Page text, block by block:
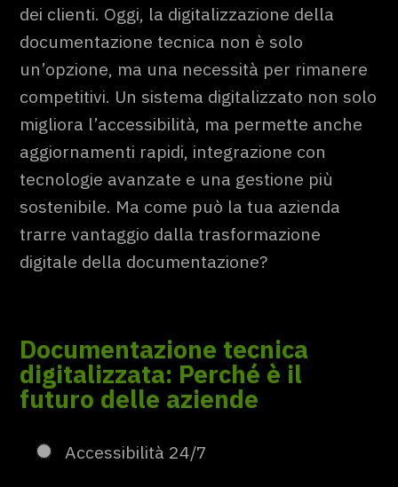
dei clienti. Oggi, la digitalizzazione della
documentazione tecnica non è solo
un’opzione, ma una necessità per rimanere
competitivi. Un sistema digitalizzato non solo
migliora l’accessibilità, ma permette anche
aggiornamenti rapidi, integrazione con
tecnologie avanzate e una gestione più
sostenibile. Ma come può la tua azienda
trarre vantaggio dalla trasformazione
digitale della documentazione?
Documentazione tecnica
digitalizzata: Perché è il
futuro delle aziende
Accessibilità 24/7